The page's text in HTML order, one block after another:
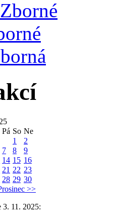
Pá So Ne
1
2
7 8
9
14 15 16
21 22 23
28 29 30
>>
3. 11. 2025: